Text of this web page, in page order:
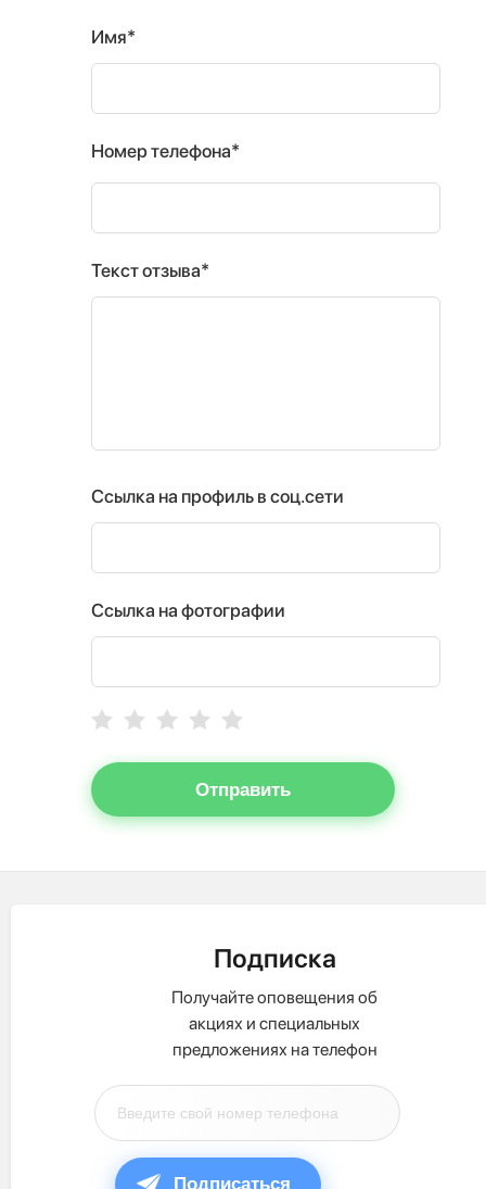
Имя*
Номер телефона*
Текст отзыва*
Ссылка на профиль в соц.сети
Ссылка на фотографии
Отправить
Подписка
Получайте оповещения об
акциях и специальных
предложениях на телефон
Подписаться